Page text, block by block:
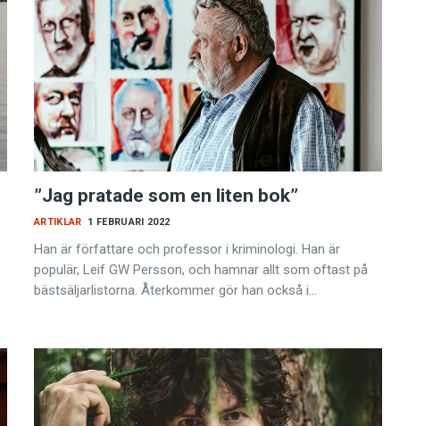
”Jag pratade som en liten bok”
1 FEBRUARI 2022
ARTIKLAR
Han är författare och professor i kriminologi. Han är
populär, Leif GW Persson, och hamnar allt som oftast på
bästsäljarlistorna. Återkommer gör han också i…